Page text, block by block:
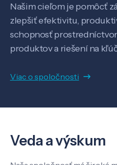
SK
Našim cieľom je pomôcť
zlepšiť efektivitu,
schopnosť
produktov a riešení na
Viac o spoločnosti
Veda a výskum